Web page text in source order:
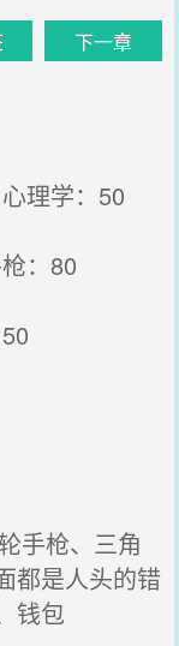
下一章
理学：50
：80
手枪、三角
都是人头的错
钱包